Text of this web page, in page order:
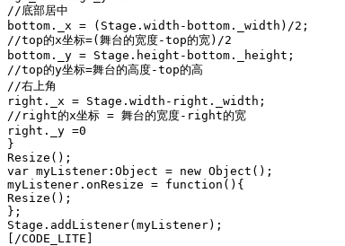
//底部居中
bottom._x = (Stage.width-bottom._width)/2;
//top的x坐标=(舞台的宽度-top的宽)/2
bottom._y = Stage.height-bottom._height;
//top的y坐标=舞台的高度-top的高
//右上角
right._x = Stage.width-right._width;
//right的x坐标 = 舞台的宽度-right的宽
right._y =0
}
Resize();
var myListener:Object = new Object();
myListener.onResize = function(){
Resize();
};
Stage.addListener(myListener);
[/CODE_LITE]